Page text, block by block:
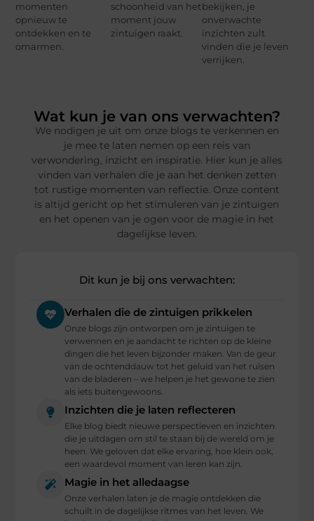
momenten
opnieuw te
ontdekken en te
omarmen.
schoonheid van het
moment jouw
zintuigen raakt.
bekijken, je
onverwachte
inzichten zult
vinden die je leven
verrijken.
Wat kun je van ons verwachten?
We nodigen je uit om onze blogs te verkennen en
je mee te laten nemen op een reis van
verwondering, inzicht en inspiratie. Hier kun je alles
vinden van verhalen die je aan het denken zetten
tot rustige momenten van reflectie. Onze content
is altijd gericht op het stimuleren van je zintuigen
en het openen van je ogen voor de magie in het
dagelijkse leven.
Dit kun je bij ons verwachten:
Verhalen die de zintuigen prikkelen
Onze blogs zijn ontworpen om je zintuigen te
verwennen en je aandacht te richten op de kleine
dingen die het leven bijzonder maken. Van de geur
van de ochtenddauw tot het geluid van het ruisen
van de bladeren – we helpen je het gewone te zien
als iets buitengewoons.
Inzichten die je laten reflecteren
Elke blog biedt nieuwe perspectieven en inzichten
die je uitdagen om stil te staan bij de wereld om je
heen. We geloven dat elke ervaring, hoe klein ook,
een waardevol moment van leren kan zijn.
Magie in het alledaagse
Onze verhalen laten je de magie ontdekken die
schuilt in de dagelijkse ritmes van het leven. We